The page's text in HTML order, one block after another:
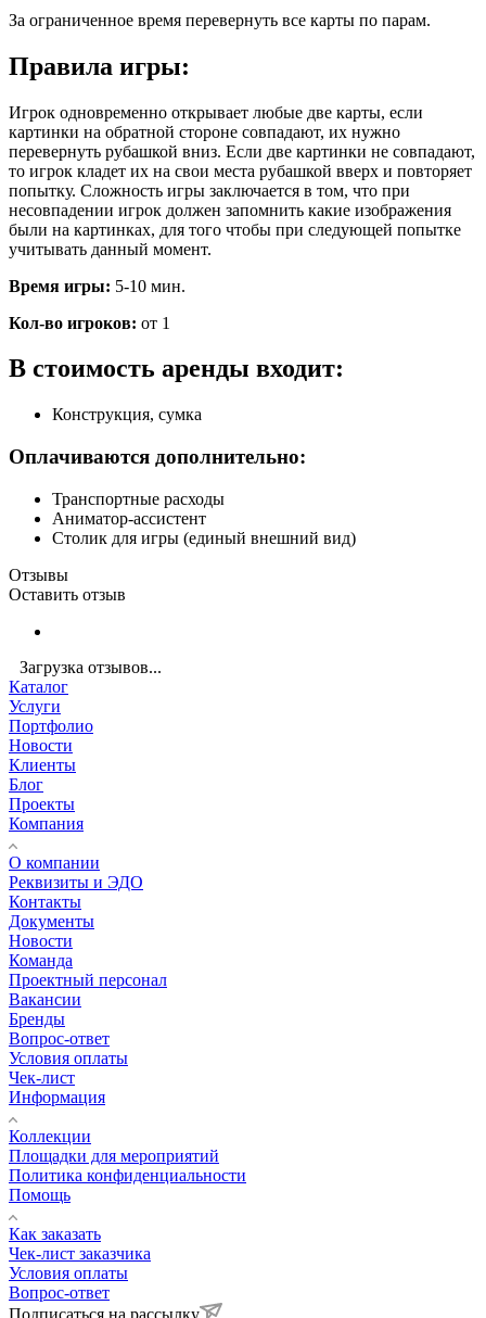
За ограниченное время перевернуть все карты по парам.
Правила игры:
Игрок одновременно открывает любые две карты, если
картинки на обратной стороне совпадают, их нужно
перевернуть рубашкой вниз. Если две картинки не совпадают,
то игрок кладет их на свои места рубашкой вверх и повторяет
попытку. Сложность игры заключается в том, что при
несовпадении игрок должен запомнить какие изображения
были на картинках, для того чтобы при следующей попытке
учитывать данный момент.
Время игры: 5-10 мин.
Кол-во игроков: от 1
В стоимость аренды входит:
Конструкция, сумка
Оплачиваются дополнительно:
Транспортные расходы
Аниматор-ассистент
Столик для игры (единый внешний вид)
Отзывы
Оставить отзыв
Загрузка отзывов...
Каталог
Услуги
Портфолио
Новости
Клиенты
Блог
Проекты
Компания
О компании
Реквизиты и ЭДО
Контакты
Документы
Новости
Команда
Проектный персонал
Вакансии
Бренды
Вопрос-ответ
Условия оплаты
Чек-лист
Информация
Коллекции
Площадки для мероприятий
Политика конфиденциальности
Помощь
Как заказать
Чек-лист заказчика
Условия оплаты
Вопрос-ответ
Подписаться на рассылку